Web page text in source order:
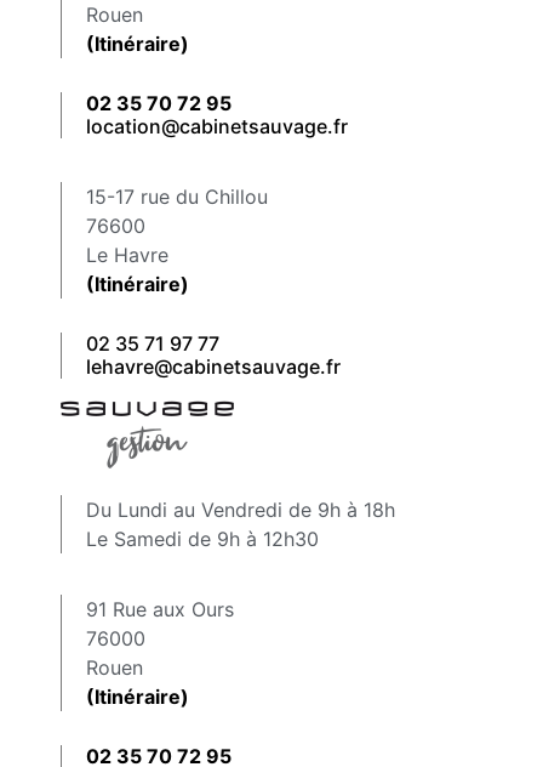
Rouen
(Itinéraire)
02 35 70 72 95
location@cabinetsauvage.fr
15-17 rue du Chillou
76600
Le Havre
(Itinéraire)
02 35 71 97 77
lehavre@cabinetsauvage.fr
Du Lundi au Vendredi de 9h à 18h
Le Samedi de 9h à 12h30
91 Rue aux Ours
76000
Rouen
(Itinéraire)
02 35 70 72 95